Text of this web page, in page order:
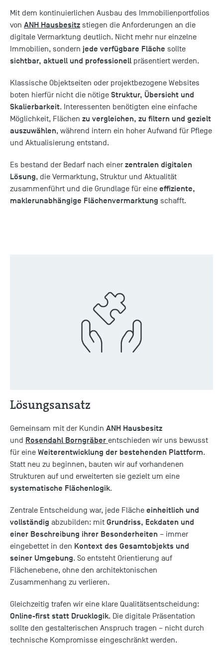
Mit dem kontinuierlichen Ausbau des Immobilienportfolios
von ANH Hausbesitz stiegen die Anforderungen an die
digitale Vermarktung deutlich. Nicht mehr nur einzelne
Immobilien, sondern jede verfügbare Fläche sollte
sichtbar, aktuell und professionell präsentiert werden.
Klassische Objektseiten oder projektbezogene Websites
boten hierfür nicht die nötige Struktur, Übersicht und
Skalierbarkeit. Interessenten benötigten eine einfache
Möglichkeit, Flächen zu vergleichen, zu filtern und gezielt
auszuwählen, während intern ein hoher Aufwand für Pflege
und Aktualisierung entstand.
Es bestand der Bedarf nach einer zentralen digitalen
Lösung, die Vermarktung, Struktur und Aktualität
zusammenführt und die Grundlage für eine effiziente,
maklerunabhängige Flächenvermarktung schafft.
Lösungsansatz
Gemeinsam mit der Kundin ANH Hausbesitz
und Rosendahl Borngräber entschieden wir uns bewusst
für eine Weiterentwicklung der bestehenden Plattform.
Statt neu zu beginnen, bauten wir auf vorhandenen
Strukturen auf und erweiterten sie gezielt um eine
systematische Flächenlogik.
Zentrale Entscheidung war, jede Fläche einheitlich und
vollständig abzubilden: mit Grundriss, Eckdaten und
einer Beschreibung ihrer Besonderheiten – immer
eingebettet in den Kontext des Gesamtobjekts und
seiner Umgebung. So entsteht Orientierung auf
Flächenebene, ohne den architektonischen
Zusammenhang zu verlieren.
Gleichzeitig trafen wir eine klare Qualitätsentscheidung:
Online-first statt Drucklogik. Die digitale Präsentation
sollte den gestalterischen Anspruch tragen – nicht durch
technische Kompromisse eingeschränkt werden.